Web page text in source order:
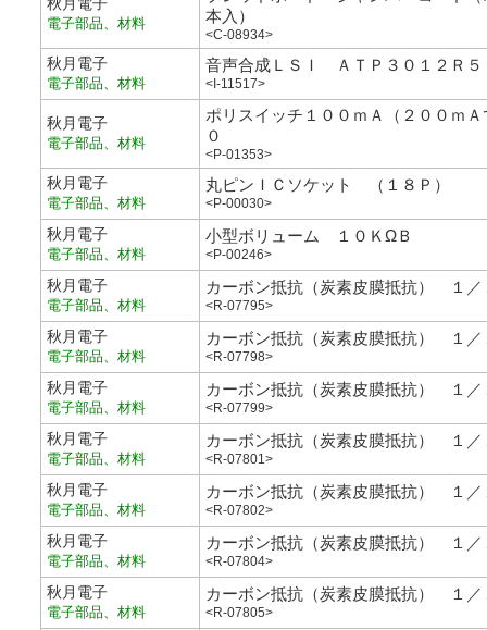
電子部品、材料
本入）
<C-08934>
秋月電子
電子部品、材料
音声合成ＬＳＩ ＡＴＰ３０１２Ｒ５
<I-11517>
秋月電子
電子部品、材料
ポリスイッチ１００ｍＡ（２００
０
<P-01353>
秋月電子
電子部品、材料
丸ピンＩＣソケット （１８Ｐ）
<P-00030>
秋月電子
電子部品、材料
小型ボリューム １０ＫΩＢ
<P-00246>
秋月電子
電子部品、材料
カーボン抵抗（炭素皮膜抵抗） １
<R-07795>
秋月電子
電子部品、材料
カーボン抵抗（炭素皮膜抵抗） １
<R-07798>
秋月電子
電子部品、材料
カーボン抵抗（炭素皮膜抵抗） １
<R-07799>
秋月電子
電子部品、材料
カーボン抵抗（炭素皮膜抵抗） １
<R-07801>
秋月電子
電子部品、材料
カーボン抵抗（炭素皮膜抵抗） １
<R-07802>
秋月電子
電子部品、材料
カーボン抵抗（炭素皮膜抵抗） １
<R-07804>
秋月電子
電子部品、材料
カーボン抵抗（炭素皮膜抵抗） １
<R-07805>